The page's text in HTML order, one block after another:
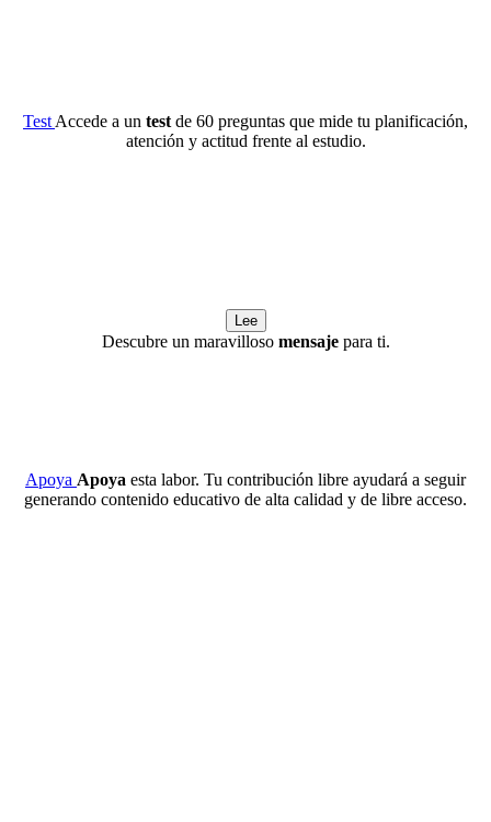
Test Accede a un test de 60 preguntas que mide tu planificación,
atención y actitud frente al estudio.
Lee
Descubre un maravilloso mensajepara ti.
Apoya Apoya esta labor. Tu contribución libre ayudará a seguir
generando contenido educativo de alta calidad y de libre acceso.